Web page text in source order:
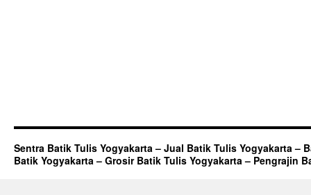
Sentra Batik Tulis Yogyakarta – Jual Batik Tulis Yogyakarta –
Batik Yogyakarta – Grosir Batik Tulis Yogyakarta – Pengrajin